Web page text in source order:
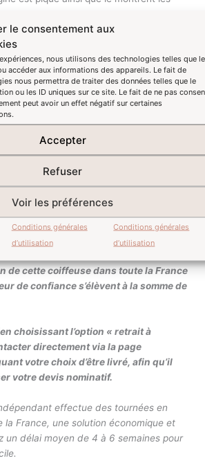
le consentement aux
nous utilisons des technologies telles que
accéder aux informations des appareils. Le fait de
nous permettra de traiter des données telles que le
ou les ID uniques sur ce site. Le fait de ne pas
peut avoir un effet négatif sur certaines
Accepter
Refuser
Voir les préférences
Conditions générales
d’utilisation
Conditions générales
d’utilisation
sur le plateau du meuble est un peu
;
sur le fond de l’espace de rangement
;
relief sous le papier peint des
plateau du meuble, dû aux aspérités du
photographie).
– hauteur miroir 126 cm.
ou de photographies, n’hésitez
via la page « contact ».
de cette coiffeuse dans toute la France
de confiance s’élèvent à la somme de
choisissant l’option « retrait à
directement via la page
votre choix d’être livré, afin qu’il
votre devis nominatif.
effectue des tournées en
la France, une solution économique et
un délai moyen de 4 à 6 semaines pour